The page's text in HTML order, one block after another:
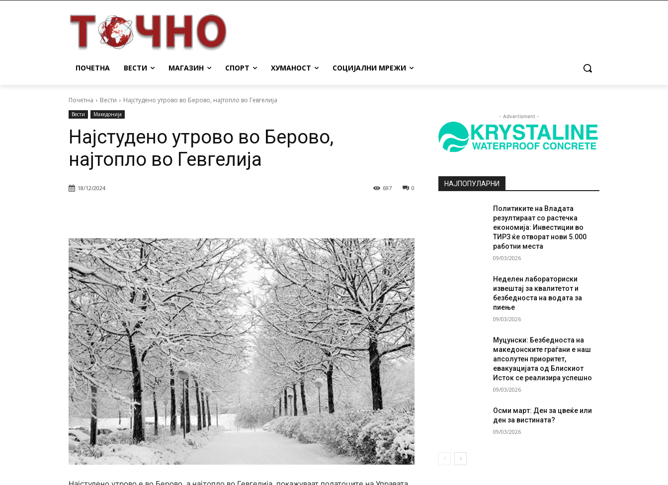
ПОЧЕТНА ВЕСТИ МАГАЗИН СПОРТ ХУМАНОСТ СОЦИЈАЛНИ МРЕЖИ
Почетна Вести Најстудено утрово во Берово, најтопло во Гевгелија
Вести Македонија
Најстудено утрово во Берово,
најтопло во Гевгелија
18/12/2024 0
697
- Advertisment -
НАЈПОПУЛАРНИ
Политиките на Владата
резултираат со растечка
економија: Инвестиции во
ТИРЗ ќе отворат нови 5.000
работни места
09/03/2026
Неделен лабораториски
извештај за квалитетот и
безбедноста на водата за
пиење
09/03/2026
Муцунски: Безбедноста на
македонските граѓани е наш
апсолутен приоритет,
евакуацијата од Блискиот
Исток се реализира успешно
09/03/2026
Осми март: Ден за цвеќе или
ден за вистината?
09/03/2026